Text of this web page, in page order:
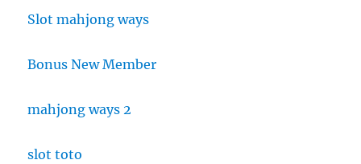
Slot mahjong ways
Bonus New Member
mahjong ways 2
slot toto